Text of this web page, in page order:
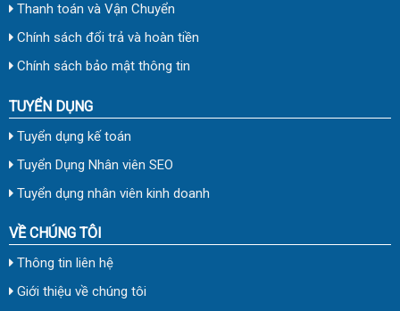
Thanh toán và Vận Chuyển
Chính sách đổi trả và hoàn tiền
Chính sách bảo mật thông tin
TUYỂN DỤNG
Tuyển dụng kế toán
Tuyển Dụng Nhân viên SEO
Tuyển dụng nhân viên kinh doanh
VỀ CHÚNG TÔI
Thông tin liên hệ
Giới thiệu về chúng tôi